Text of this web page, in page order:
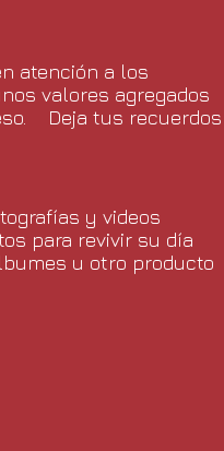
atención a los
valores agregados
Deja tus recuerdos
y videos
para revivir su día
u otro producto